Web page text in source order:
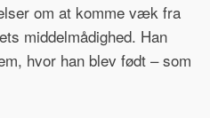
om at komme væk fra
middelmådighed. Han
hvor han blev født – som